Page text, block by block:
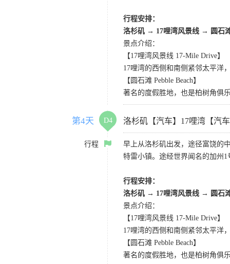
行程安排：
洛杉矶 → 17哩湾风景线 → 圆石
景点介绍：
【17哩湾风景线 17-Mile Drive】
17哩湾的西侧和南侧紧邻太平洋
【圆石滩 Pebble Beach】
著名的度假胜地，也是柏树角俱
第4天 D4 洛杉矶【汽车】17哩湾【汽
行程
早上从洛杉矶出发，途径富饶的
特雷小镇。途经世界闻名的加州
行程安排：
洛杉矶 → 17哩湾风景线 → 圆石
景点介绍：
【17哩湾风景线 17-Mile Drive】
17哩湾的西侧和南侧紧邻太平洋
【圆石滩 Pebble Beach】
著名的度假胜地，也是柏树角俱